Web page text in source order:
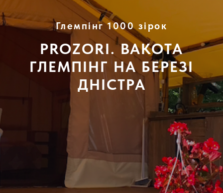
Глемпінг 1000 зірок
PROZORI. BAKOTA
ГЛЕМПІНГ НА БЕРЕЗІ
ДНІСТРА